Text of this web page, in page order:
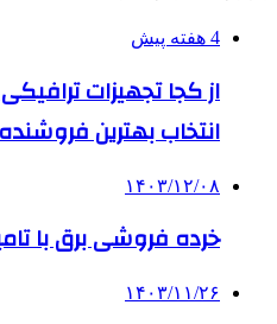
4 هفته پیش
از کجا تجهیزات
انتخاب بهترین
۱۴۰۳/۱۲/۰۸
خرده فروشی برق با
۱۴۰۳/۱۱/۲۶